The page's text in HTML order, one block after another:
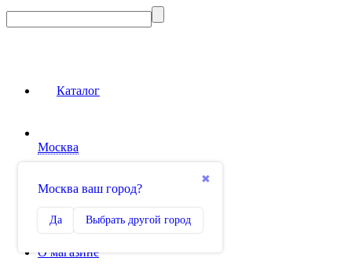
Каталог
Москва
✖
Москва ваш город?
Да Выбрать другой город
0
Избранное
О магазине